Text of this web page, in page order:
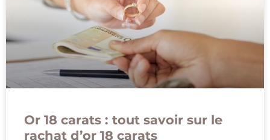
Or 18 carats : tout savoir sur le
rachat d’or 18 carats